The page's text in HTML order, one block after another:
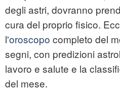
degli astri, dovranno
cura del proprio fisico.
l'oroscopo completo del
segni, con predizioni
lavoro e salute e la
del mese.